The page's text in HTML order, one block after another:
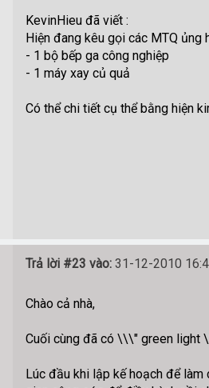
KevinHieu đã viết :
Hiện đang kêu gọi các MTQ ủng
- 1 bộ bếp ga công nghiệp
- 1 máy xay củ quả
Có thể chi tiết cụ thể bằng hiện
Trả lời #23 vào:31-12-2010
Chào cả nhà,
Cuối cùng đã có \\\" green light
Lúc đầu khi lập kế hoạch để